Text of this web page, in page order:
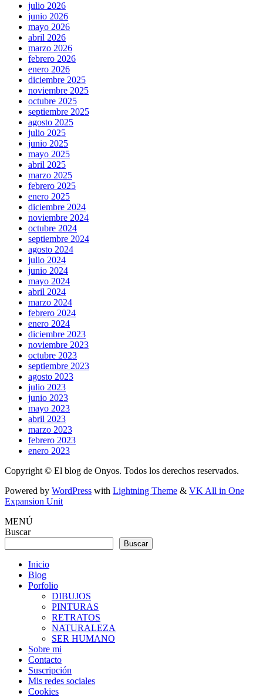
julio 2026
junio 2026
mayo 2026
abril 2026
marzo 2026
febrero 2026
enero 2026
diciembre 2025
noviembre 2025
octubre 2025
septiembre 2025
agosto 2025
julio 2025
junio 2025
mayo 2025
abril 2025
marzo 2025
febrero 2025
enero 2025
diciembre 2024
noviembre 2024
octubre 2024
septiembre 2024
agosto 2024
julio 2024
junio 2024
mayo 2024
abril 2024
marzo 2024
febrero 2024
enero 2024
diciembre 2023
noviembre 2023
octubre 2023
septiembre 2023
agosto 2023
julio 2023
junio 2023
mayo 2023
abril 2023
marzo 2023
febrero 2023
enero 2023
Copyright © El blog de Onyos. Todos los derechos reservados.
Powered by WordPress with Lightning Theme & VK All in One
Expansion Unit
MENÚ
Buscar
Buscar
Inicio
Blog
Porfolio
DIBUJOS
PINTURAS
RETRATOS
NATURALEZA
SER HUMANO
Sobre mi
Contacto
Suscripción
Mis redes sociales
Cookies